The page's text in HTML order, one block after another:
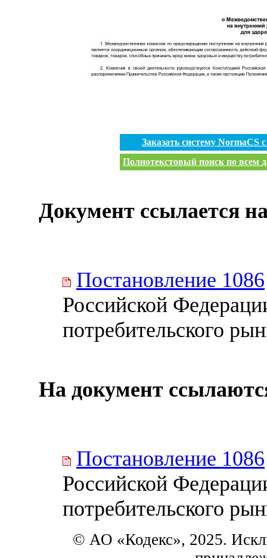
Заказать систему
Полнотекстовый поиск по всем
Документ ссылается
Постановление 1086
Российской
потребительского
На документ
Постановление 1086
Российской
потребительского
© АО «Кодекс», 2025.